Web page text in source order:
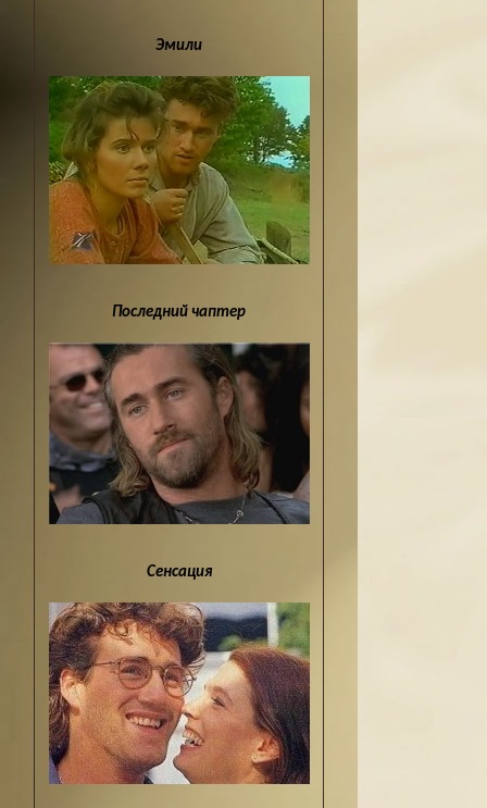
Эмили
Последний чаптер
Сенсация